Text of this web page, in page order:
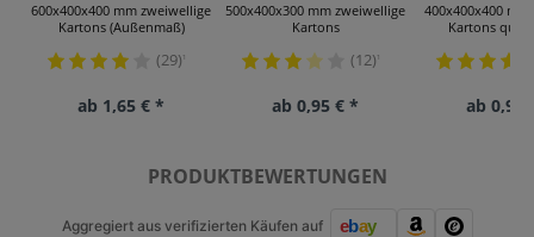
600x400x400 mm zweiwellige
Kartons (Außenmaß)
(29)¹
ab 1,65 € *
500x400x300 mm zweiwellige
Kartons
(12)¹
ab 0,95 € *
400x400x400
Kartons
ab 0,93
PRODUKTBEWERTUNGEN
Aggregiert aus verifizierten Käufen auf